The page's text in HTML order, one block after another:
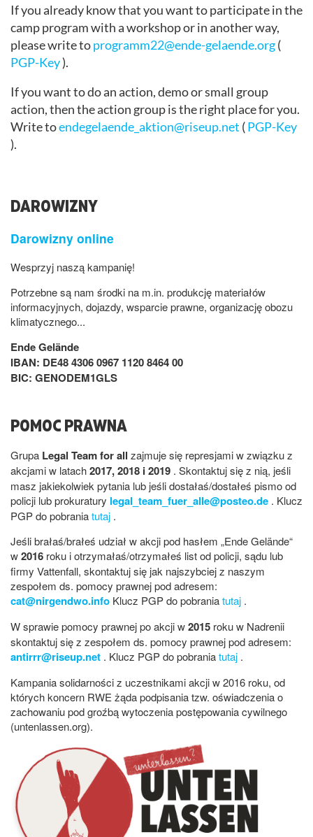
If you already know that you want to participate in the
camp program with a workshop or in another way,
please write toprogramm22@ende-gelaende.org(
PGP-Key).
If you want to do an action, demo or small group
action, then the action group is the right place for you.
Write toendegelaende_aktion@riseup.net (PGP-Key
).
DAROWIZNY
Darowizny online
Wesprzyj naszą kampanię!
Potrzebne są nam środki na m.in. produkcję materiałów
informacyjnych, dojazdy, wsparcie prawne, organizację obozu
klimatycznego...
Ende Gelände
IBAN: DE48 4306 0967 1120 8464 00
BIC: GENODEM1GLS
POMOC PRAWNA
Grupa Legal Team for all zajmuje się represjami w związku z
akcjami w latach2017, 2018 i 2019 . Skontaktuj się z nią, jeśli
masz jakiekolwiek pytania lub jeśli dostałaś/dostałeś pismo od
policji lub prokuratury legal_team_fuer_alle@posteo.de . Klucz
PGP do pobraniatutaj .
Jeśli brałaś/brałeś udział w akcji pod hasłem „Ende Gelände“
w2016 roku i otrzymałaś/otrzymałeś list od policji, sądu lub
firmy Vattenfall, skontaktuj się jak najszybciej z naszym
zespołem ds. pomocy prawnej pod adresem:
cat@nirgendwo.info Klucz PGP do pobraniatutaj .
W sprawie pomocy prawnej po akcji w2015 roku w Nadrenii
skontaktuj się z zespołem ds. pomocy prawnej pod adresem:
antirrr@riseup.net . Klucz PGP do pobraniatutaj .
Kampania solidarności z uczestnikami akcji w 2016 roku, od
których koncern RWE żąda podpisania tzw. oświadczenia o
zachowaniu pod groźbą wytoczenia postępowania cywilnego
(untenlassen.org).